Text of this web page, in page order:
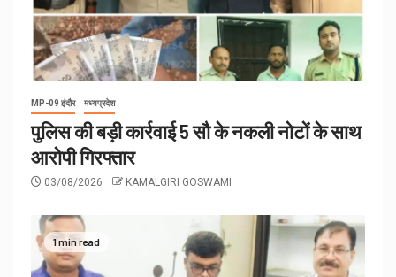
MP-09 इंदौर मध्यप्रदेश
पुलिस की बड़ी कार्रवाई 5 सौ के नकली नोटों के साथ
आरोपी गिरफ्तार
03/08/2026 KAMALGIRI GOSWAMI
1 min read